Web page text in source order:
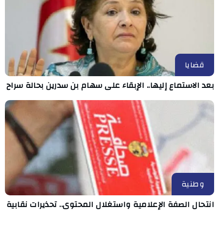
قضايا
بعد الاستماع إليها.. الإبقاء على سهام بن سدرين بحالة سراح
وطنية
انتحال الصفة الإعلامية واستغلال المحتوى.. تحذيرات نقابية